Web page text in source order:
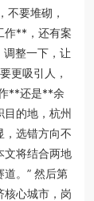
不要堆砌，
作**，还有案
整一下，让
更吸引人，
**还是**余
目的地，杭州
，选错方向不
文将结合两地
。” 然后第
核心城市，岗